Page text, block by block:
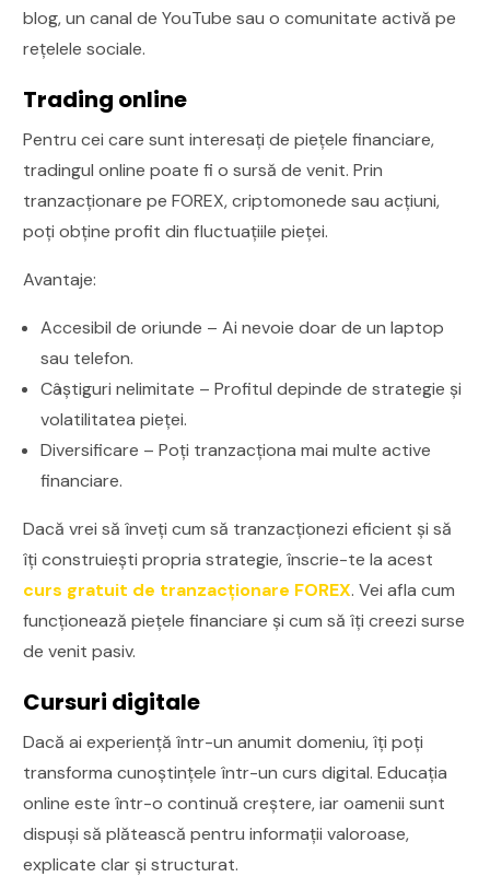
blog, un canal de YouTube sau o comunitate activă pe
rețelele sociale.
Trading online
Pentru cei care sunt interesați de piețele financiare,
tradingul online poate fi o sursă de venit. Prin
tranzacționare pe FOREX, criptomonede sau acțiuni,
poți obține profit din fluctuațiile pieței.
Avantaje:
Accesibil de oriunde – Ai nevoie doar de un laptop
sau telefon.
Câștiguri nelimitate – Profitul depinde de strategie și
volatilitatea pieței.
Diversificare – Poți tranzacționa mai multe active
financiare.
Dacă vrei să înveți cum să tranzacționezi eficient și să
îți construiești propria strategie, înscrie-te la acest
curs gratuit de tranzacționare FOREX. Vei afla cum
funcționează piețele financiare și cum să îți creezi surse
de venit pasiv.
Cursuri digitale
Dacă ai experiență într-un anumit domeniu, îți poți
transforma cunoștințele într-un curs digital. Educația
online este într-o continuă creștere, iar oamenii sunt
dispuși să plătească pentru informații valoroase,
explicate clar și structurat.